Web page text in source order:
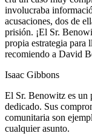
involucraba
acusaciones, dos de
prisión. ¡El Sr.
propia estrategia para
recomiendo a David
Isaac Gibbons
El Sr. Benowitz es un
dedicado. Sus
comunitaria son
cualquier asunto.